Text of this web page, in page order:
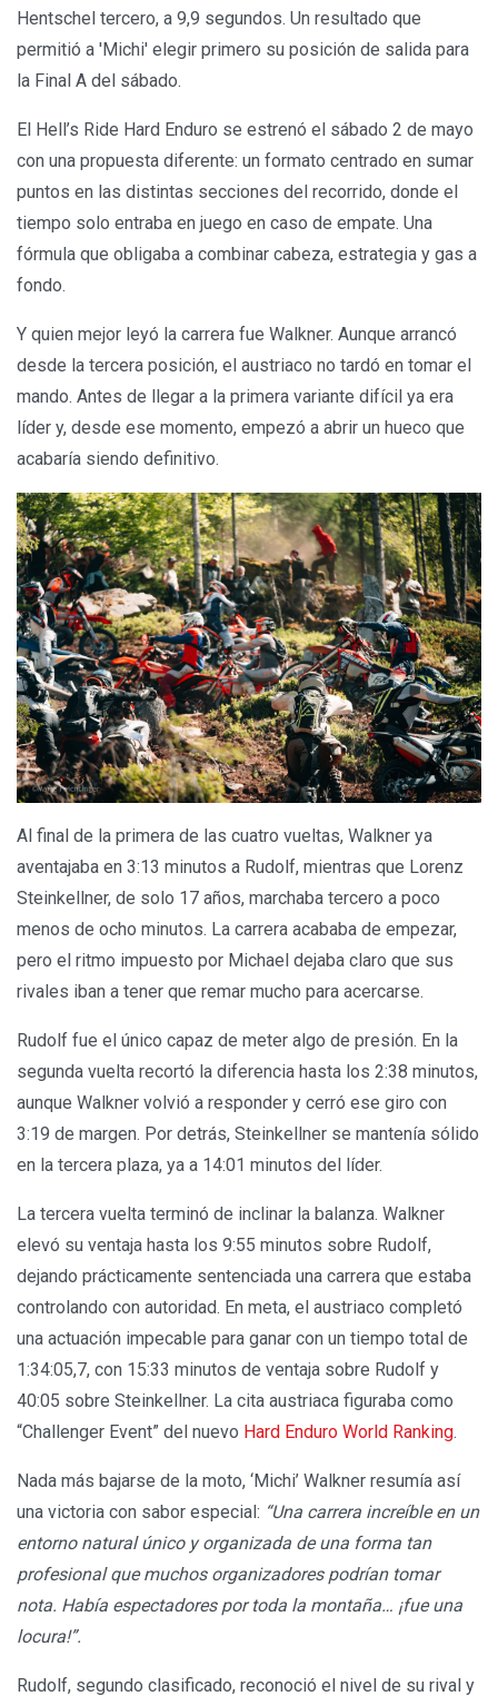
Hentschel tercero, a 9,9 segundos. Un resultado que
permitió a 'Michi' elegir primero su posición de salida para
la Final A del sábado.
El Hell’s Ride Hard Enduro se estrenó el sábado 2 de mayo
con una propuesta diferente: un formato centrado en sumar
puntos en las distintas secciones del recorrido, donde el
tiempo solo entraba en juego en caso de empate. Una
fórmula que obligaba a combinar cabeza, estrategia y gas a
fondo.
Y quien mejor leyó la carrera fue Walkner. Aunque arrancó
desde la tercera posición, el austriaco no tardó en tomar el
mando. Antes de llegar a la primera variante difícil ya era
líder y, desde ese momento, empezó a abrir un hueco que
acabaría siendo definitivo.
Al final de la primera de las cuatro vueltas, Walkner ya
aventajaba en 3:13 minutos a Rudolf, mientras que Lorenz
Steinkellner, de solo 17 años, marchaba tercero a poco
menos de ocho minutos. La carrera acababa de empezar,
pero el ritmo impuesto por Michael dejaba claro que sus
rivales iban a tener que remar mucho para acercarse.
Rudolf fue el único capaz de meter algo de presión. En la
segunda vuelta recortó la diferencia hasta los 2:38 minutos,
aunque Walkner volvió a responder y cerró ese giro con
3:19 de margen. Por detrás, Steinkellner se mantenía sólido
en la tercera plaza, ya a 14:01 minutos del líder.
La tercera vuelta terminó de inclinar la balanza. Walkner
elevó su ventaja hasta los 9:55 minutos sobre Rudolf,
dejando prácticamente sentenciada una carrera que estaba
controlando con autoridad. En meta, el austriaco completó
una actuación impecable para ganar con un tiempo total de
1:34:05,7, con 15:33 minutos de ventaja sobre Rudolf y
40:05 sobre Steinkellner. La cita austriaca figuraba como
“Challenger Event” del nuevo Hard Enduro World Ranking.
Nada más bajarse de la moto, ‘Michi’ Walkner resumía así
una victoria con sabor especial: “Una carrera increíble en un
entorno natural único y organizada de una forma tan
profesional que muchos organizadores podrían tomar
nota. Había espectadores por toda la montaña… ¡fue una
locura!”.
Rudolf, segundo clasificado, reconoció el nivel de su rival y